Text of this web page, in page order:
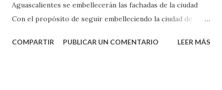
Aguascalientes se embellecerán las fachadas de la ciudad
Con el propósito de seguir embelleciendo la ciudad de
municipal, Leo Montañez dio inicio al programa
COMPARTIR PUBLICAR UN COMENTARIO LEER MÁS